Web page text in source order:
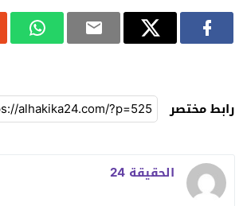
رابط مختصر
الحقيقة 24